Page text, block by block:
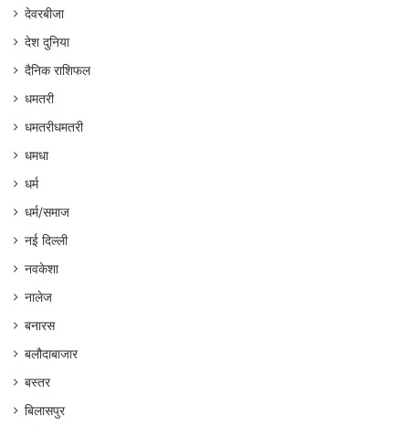
देवरबीजा
देश दुनिया
दैनिक राशिफल
धमतरी
धमतरीधमतरी
धमधा
धर्म
धर्म/समाज
नई दिल्ली
नवकेशा
नालेज
बनारस
बलौदाबाजार
बस्तर
बिलासपुर